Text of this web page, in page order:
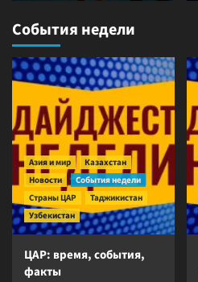
События недели
Азия и мир
Казахстан
Новости
События недели
Страны ЦАР
Таджикистан
Узбекистан
ЦАР: время, события,
факты